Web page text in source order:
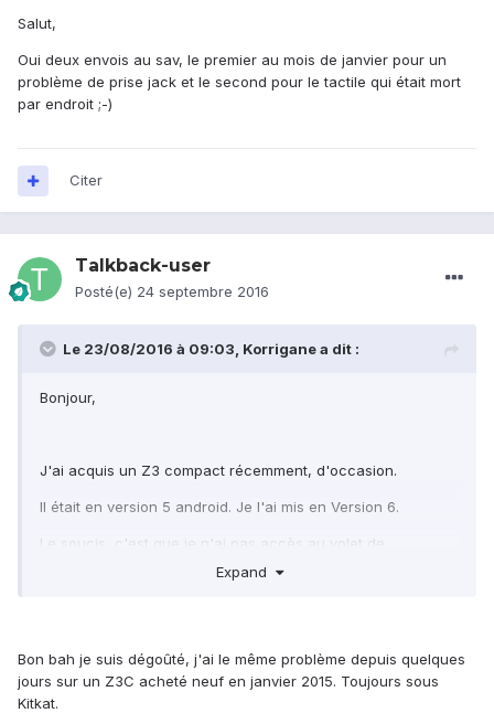
Salut,
Oui deux envois au sav, le premier au mois de janvier pour un
problème de prise jack et le second pour le tactile qui était mort
par endroit ;-)
Citer
Talkback-user
Posté(e) 24 septembre 2016
Le 23/08/2016 à 09:03, Korriganea dit :
Bonjour,
J'ai acquis un Z3 compact récemment, d'occasion.
Il était en version 5 android. Je l'ai mis en Version 6.
Le soucis, c'est que je n'ai pas accès au volet de
notifications en mode portrait.
J'ai fait le test diagnostique écran, il y a une bande au
Expand
Bon bah je suis dégoûté, j'ai le même problème depuis quelques
jours sur un Z3C acheté neuf en janvier 2015. Toujours sous
Kitkat.